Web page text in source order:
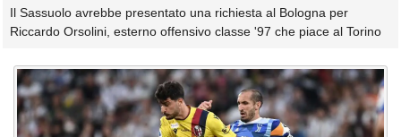
Il Sassuolo avrebbe presentato una richiesta al Bologna per
Riccardo Orsolini, esterno offensivo classe '97 che piace al Torino